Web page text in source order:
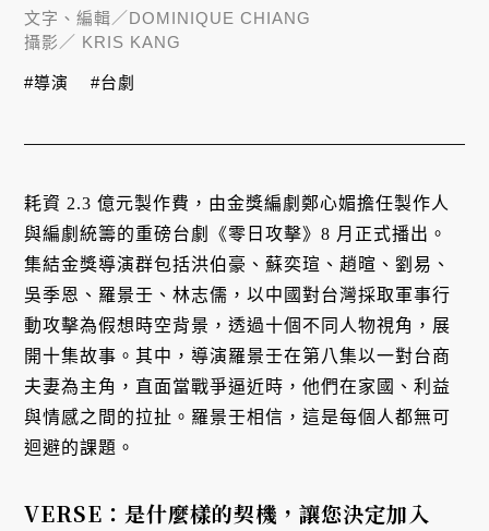
耗資 2.3 億元製作費，由金獎編劇鄭心媚擔任製作人
與編劇統籌的重磅台劇《零日攻擊》8 月正式播出。
集結金獎導演群包括洪伯豪、蘇奕瑄、趙暄、劉易、
吳季恩、羅景壬、林志儒，以中國對台灣採取軍事行
動攻擊為假想時空背景，透過十個不同人物視角，展
開十集故事。其中，導演羅景壬在第八集以一對台商
夫妻為主角，直面當戰爭逼近時，他們在家國、利益
與情感之間的拉扯。羅景壬相信，這是每個人都無可
迴避的課題。
VERSE：是什麼樣的契機，讓您決定加入
文字、編輯／DOMINIQUE CHIANG
攝影／ KRIS KANG
#導演 #台劇